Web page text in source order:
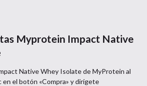
Myprotein Impact Native
Native Whey IsolatedeMyProtein al
en el botón «Compra» y dirígete